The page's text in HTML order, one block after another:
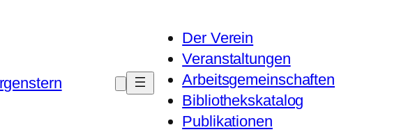
Der Verein
Veranstaltungen
Arbeitsgemeinschaften
Bibliothekskatalog
Publikationen